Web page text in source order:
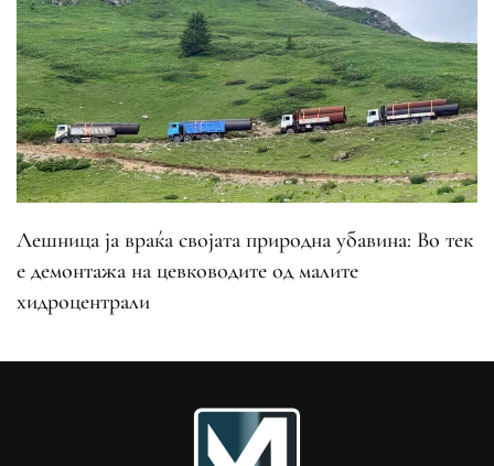
Лешница ја враќа својата природна убавина: Во тек
е демонтажа на цевководите од малите
хидроцентрали